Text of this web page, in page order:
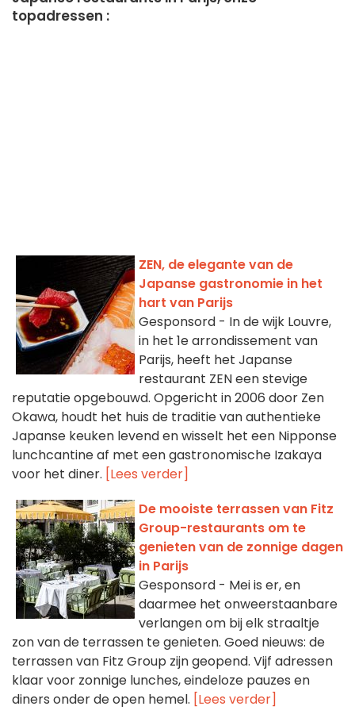
topadressen :
ZEN, de elegante van de
Japanse gastronomie in het
hart van Parijs
Gesponsord - In de wijk Louvre,
in het 1e arrondissement van
Parijs, heeft het Japanse
restaurant ZEN een stevige
reputatie opgebouwd. Opgericht in 2006 door Zen
Okawa, houdt het huis de traditie van authentieke
Japanse keuken levend en wisselt het een Nipponse
lunchcantine af met een gastronomische Izakaya
voor het diner. [Lees verder]
De mooiste terrassen van Fitz
Group-restaurants om te
genieten van de zonnige dagen
in Parijs
Gesponsord - Mei is er, en
daarmee het onweerstaanbare
verlangen om bij elk straaltje
zon van de terrassen te genieten. Goed nieuws: de
terrassen van Fitz Group zijn geopend. Vijf adressen
klaar voor zonnige lunches, eindeloze pauzes en
diners onder de open hemel. [Lees verder]